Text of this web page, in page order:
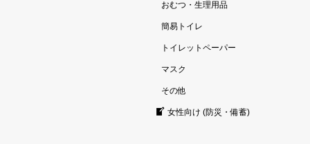
おむつ・生理用品
簡易トイレ
トイレットペーパー
マスク
その他
女性向け (防災・備蓄)